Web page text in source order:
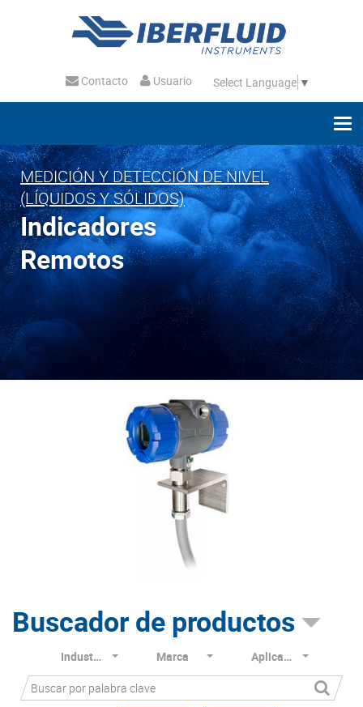
Contacto Usuario Select Language ▼
MEDICIÓN Y DETECCIÓN DE NIVEL
(LÍQUIDOS Y SÓLIDOS)
Indicadores
Remotos
Buscador de productos
Industria Marca Aplicación